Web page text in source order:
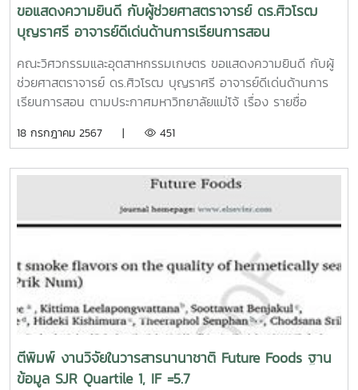
ขอแสดงความยินดี กับผู้ช่วยศาสตราจารย์ ดร.ศิวโรฒ
บุญราศรี อาจารย์ดีเด่นด้านการเรียนการสอน
คณะวิศวกรรมและอุตสาหกรรมเกษตร ขอแสดงความยินดี กับผู้
ช่วยศาสตราจารย์ ดร.ศิวโรฒ บุญราศรี อาจารย์ดีเด่นด้านการ
เรียนการสอน ตามประกาศมหาวิทยาลัยแม่โจ้ เรื่อง รายชื่อ
พฤษภาคม 2567 ทั้งหมด 4 ด้าน ได้แก่อาจารย์ดีเด่นด้านการ
วิชาการ และอาจารย์ดีเด่นด้านทำนุบำรุงศิลปะ
general.mju.ac.th/wtms_newsDetail.aspx...Cr: สภาพ
18 กรกฎาคม 2567 | 451
ตีพิมพ์ งานวิจัยในวารสารนานาชาติ Future Foods ฐาน
ข้อมูล SJR Quartile 1, IF =5.7